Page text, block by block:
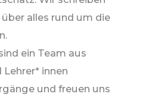
alles rund um die
ein Team aus
Lehrer* innen
und freuen uns